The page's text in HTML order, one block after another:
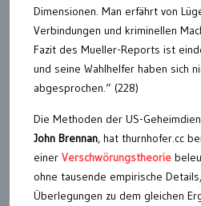
Dimensionen. Man erfährt von
Verbindungen und kriminellen
Fazit des Mueller-Reports ist
und seine Wahlhelfer haben sich
abgesprochen.“ (228)
Die Methoden der US-
John Brennan, hat thurnhofer.cc
einer Verschwörungstheorie
ohne tausende empirische
Überlegungen zu dem gleichen